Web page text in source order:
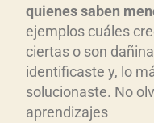
quienes saben
ejemplos cuáles
ciertas o son
identificaste y, lo
solucionaste. No
aprendizajes